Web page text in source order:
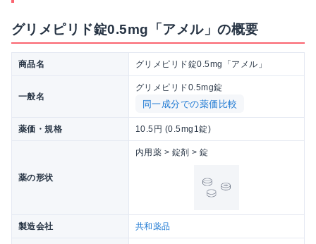
グリメピリド錠0.5mg「アメル」の概要
商品名 グリメピリド錠0.5mg「アメル」
一般名
グリメピリド0.5mg錠
同一成分での薬価比較
薬価・規格 10.5円 (0.5mg1錠)
薬の形状
内用薬 > 錠剤 > 錠
製造会社 共和薬品